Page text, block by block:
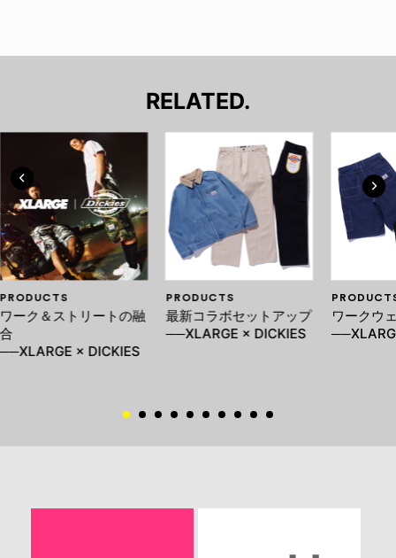
RELATED.
PRODUCTS
ワーク＆ストリートの融
合
──XLARGE × DICKIES
PRODUCTS
最新コラボセットアップ
──XLARGE × DICKIES
ワークウ